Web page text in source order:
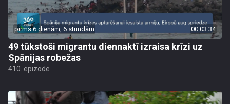
pirms 6 dienām, 6 stundām 00:03:34
49 tūkstoši migrantu diennaktī izraisa krīzi uz
Spānijas robežas
410. epizode